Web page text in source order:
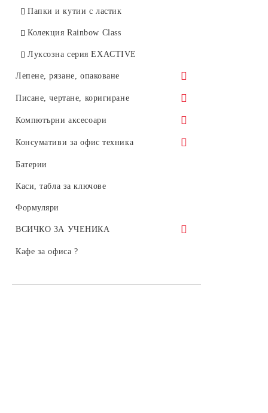
Други
Папки и кутии с ластик
Колекция Rainbow Class
Луксозна серия EXACTIVE
Лепене, рязане, опаковане
Лепило
Ножици
Ленторезачки
Лепящи ленти
Ножове, остриета
Писане, чертане, коригиране
Химикалки
Пълнители за химикалки
Слайдери, гел химикалки, ролери
Тънкописци. Перманентни маркери
Тънкописци за чертане 4600, Marvy,
Маркери за декорация
Компютърни аксесоари
Мишки и клавиатури
Flash памети
CD, DVD, дискети
Консумативи за офис техника
Оригинални консумативи
Консумативи HP
Лазерни консумативи HP
Батерии
Каси, табла за ключове
Формуляри
ВСИЧКО ЗА УЧЕНИКА
Тетрадки
Кафе за офиса ?